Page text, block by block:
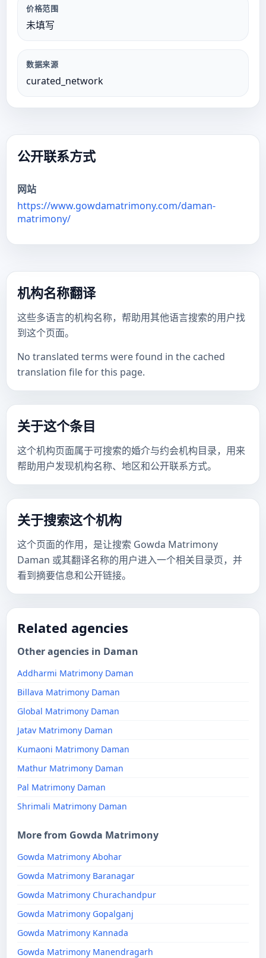
价格范围
未填写
数据来源
curated_network
公开联系方式
网站
https://www.gowdamatrimony.com/daman-
matrimony/
机构名称翻译
这些多语言的机构名称，帮助用其他语言搜索的用户找
到这个页面。
No translated terms were found in the cached
translation file for this page.
关于这个条目
这个机构页面属于可搜索的婚介与约会机构目录，用来
帮助用户发现机构名称、地区和公开联系方式。
关于搜索这个机构
这个页面的作用，是让搜索 Gowda Matrimony
Daman 或其翻译名称的用户进入一个相关目录页，并
看到摘要信息和公开链接。
Related agencies
Other agencies in Daman
Addharmi Matrimony Daman
Billava Matrimony Daman
Global Matrimony Daman
Jatav Matrimony Daman
Kumaoni Matrimony Daman
Mathur Matrimony Daman
Pal Matrimony Daman
Shrimali Matrimony Daman
More from Gowda Matrimony
Gowda Matrimony Abohar
Gowda Matrimony Baranagar
Gowda Matrimony Churachandpur
Gowda Matrimony Gopalganj
Gowda Matrimony Kannada
Gowda Matrimony Manendragarh